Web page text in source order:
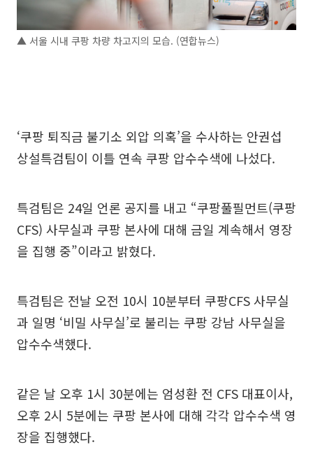
▲ 서울 시내 쿠팡 차량 차고지의 모습. (연합뉴스)
‘쿠팡 퇴직금 불기소 외압 의혹’을 수사하는 안권섭
상설특검팀이 이틀 연속 쿠팡 압수수색에 나섰다.
특검팀은 24일 언론 공지를 내고 “쿠팡풀필먼트(쿠팡
CFS) 사무실과 쿠팡 본사에 대해 금일 계속해서 영장
을 집행 중”이라고 밝혔다.
특검팀은 전날 오전 10시 10분부터 쿠팡CFS 사무실
과 일명 ‘비밀 사무실’로 불리는 쿠팡 강남 사무실을
압수수색했다.
같은 날 오후 1시 30분에는 엄성환 전 CFS 대표이사,
오후 2시 5분에는 쿠팡 본사에 대해 각각 압수수색 영
장을 집행했다.